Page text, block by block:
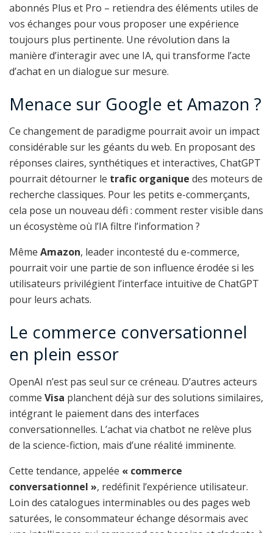
abonnés Plus et Pro – retiendra des éléments utiles de
vos échanges pour vous proposer une expérience
toujours plus pertinente. Une révolution dans la
manière d’interagir avec une IA, qui transforme l’acte
d’achat en un dialogue sur mesure.
Menace sur Google et Amazon ?
Ce changement de paradigme pourrait avoir un impact
considérable sur les géants du web. En proposant des
réponses claires, synthétiques et interactives, ChatGPT
pourrait détourner le trafic organique des moteurs de
recherche classiques. Pour les petits e-commerçants,
cela pose un nouveau défi : comment rester visible dans
un écosystème où l’IA filtre l’information ?
Même Amazon, leader incontesté du e-commerce,
pourrait voir une partie de son influence érodée si les
utilisateurs privilégient l’interface intuitive de ChatGPT
pour leurs achats.
Le commerce conversationnel
en plein essor
OpenAI n’est pas seul sur ce créneau. D’autres acteurs
comme Visa planchent déjà sur des solutions similaires,
intégrant le paiement dans des interfaces
conversationnelles. L’achat via chatbot ne relève plus
de la science-fiction, mais d’une réalité imminente.
Cette tendance, appelée « commerce
conversationnel », redéfinit l’expérience utilisateur.
Loin des catalogues interminables ou des pages web
saturées, le consommateur échange désormais avec